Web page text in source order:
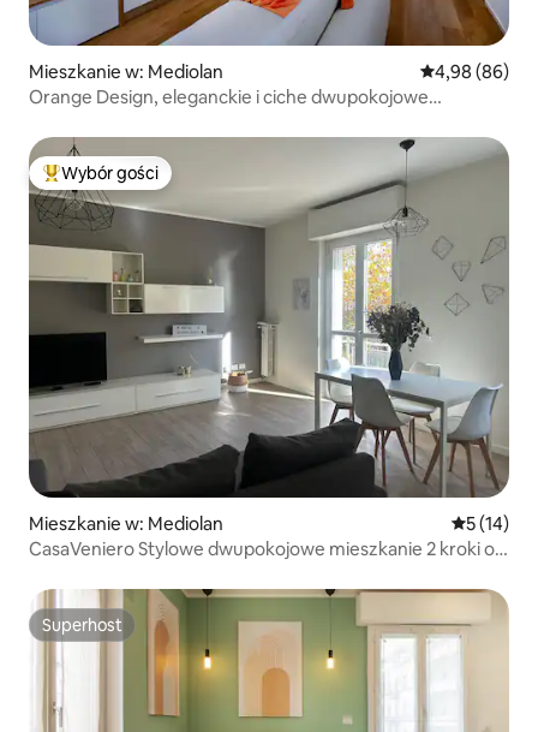
Mieszkanie w: Mediolan Średnia
4,98 (86)
Orange Design, eleganckie i ciche dwupokojowe
Najpopularniejsze z kategorii Wybór gości
Wybór gości
Mieszkanie w: Mediolan Średnia
5 (14)
CasaVeniero Stylowe dwupokojowe mieszkanie 2 kroki od
Superhost
Superhost